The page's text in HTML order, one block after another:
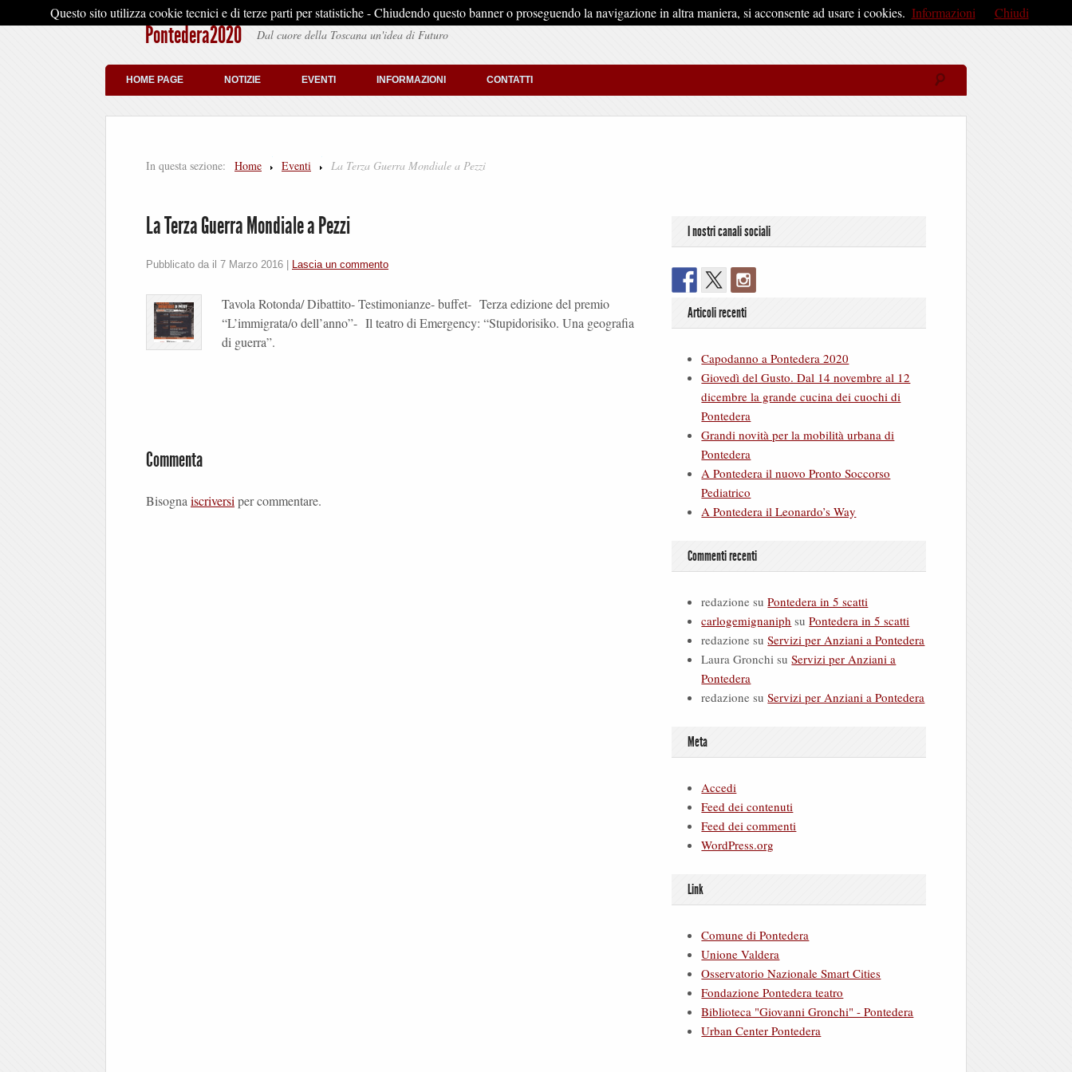
Pontedera2020 Dal cuore della Toscana un'idea di Futuro
HOME PAGE NOTIZIE EVENTI INFORMAZIONI CONTATTI
In questa sezione: Home Eventi La Terza Guerra Mondiale a Pezzi
La Terza Guerra Mondiale a Pezzi
Pubblicato da il 7 Marzo 2016 Lascia un commento
Tavola Rotonda/ Dibattito- Testimonianze- buffet- Terza edizione del premio
“L’immigrata/o dell’anno”- Il teatro di Emergency: “Stupidorisiko. Una geografia
di guerra”.
Commenta
Bisognaiscriversiper commentare.
I nostri canali sociali
Articoli recenti
Capodanno a Pontedera 2020
Giovedì del Gusto. Dal 14 novembre al 12
dicembre la grande cucina dei cuochi di
Pontedera
Grandi novità per la mobilità urbana di
Pontedera
A Pontedera il nuovo Pronto Soccorso
Pediatrico
A Pontedera il Leonardo’s Way
Commenti recenti
redazione suPontedera in 5 scatti
carlogemignaniph suPontedera in 5 scatti
redazione suServizi per Anziani a Pontedera
Laura Gronchi suServizi per Anziani a
Pontedera
redazione suServizi per Anziani a Pontedera
Meta
Accedi
Feed dei contenuti
Feed dei commenti
WordPress.org
Link
Comune di Pontedera
Unione Valdera
Osservatorio Nazionale Smart Cities
Fondazione Pontedera teatro
Biblioteca "Giovanni Gronchi" - Pontedera
Urban Center Pontedera
Questo sito utilizza cookie tecnici e di terze parti per statistiche - Chiudendo questo banner o proseguendo la navigazione in altra maniera, si acconsente ad usare i cookies. Informazioni Chiudi